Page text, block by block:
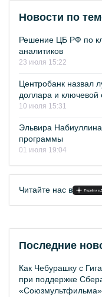
Новости по
Решение ЦБ РФ по
аналитиков
23 июля 15:22
Центробанк назвал
доллара и ключевой
10 июля 15:31
Эльвира
программы
01 июля 19:04
Читайте нас в
Последние
Как Чебурашку с
при поддержке
«Союзмультфильма»